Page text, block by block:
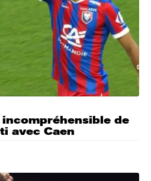
incompréhensible de
avec Caen